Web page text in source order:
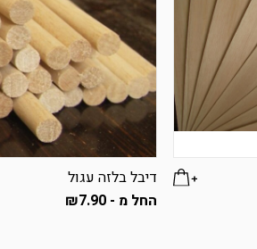
דיבל בלזה עגול
החל מ -
₪7.90